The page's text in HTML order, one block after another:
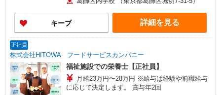
志）：あり 年2回。勤続年数により金額UP。
キープ 詳細を見る
正社員
株式会社HITOWA フードサービスカンパニー
福祉施設での栄養士【正社員】
月給23万円〜28万円 ※給与は経験や前職給与
に応じて決定します。 賞与年2回